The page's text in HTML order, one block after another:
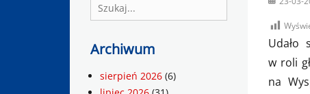
Udało
w roli
na
Search
for:
Archiwum
sierpień 2026 (6)